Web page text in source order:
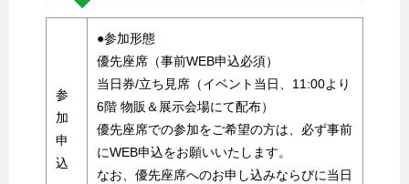
参
加
申
込
●参加形態
優先座席（事前WEB申込必須）
当日券/立ち見席（イベント当日、11:00より
6階 物販＆展示会場にて配布）
優先座席での参加をご希望の方は、必ず事前
にWEB申込をお願いいたします。
なお、優先座席へのお申し込みならびに当日